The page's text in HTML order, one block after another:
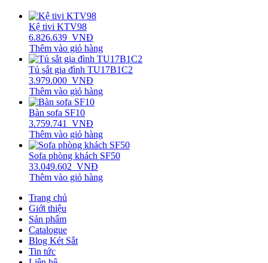
Kệ tivi KTV98
6.826.639 VNĐ
Thêm vào giỏ hàng
Tủ sắt gia đình TU17B1C2
3.979.000 VNĐ
Thêm vào giỏ hàng
Bàn sofa SF10
3.759.741
VNĐ
Thêm vào giỏ hàng
Sofa phòng khách SF50
33.049.602 VNĐ
Thêm vào giỏ hàng
Trang chủ
Giới thiệu
Sản phẩm
Catalogue
Blog Két Sắt
Tin tức